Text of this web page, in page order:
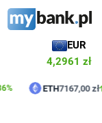
EUR
4,2961 zł
ETH 7167,00 zł 1,41%